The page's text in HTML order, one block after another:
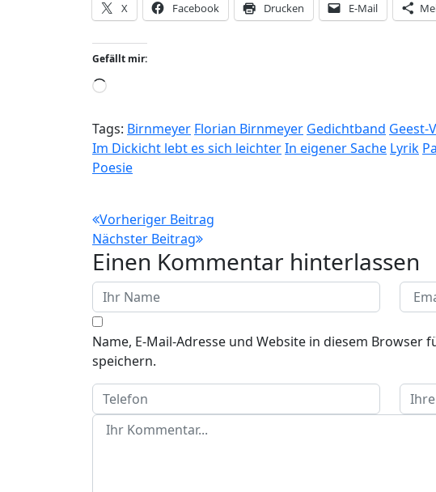
X Facebook Drucken E-Mail
Gefällt mir:
Wird
Tags: Birnmeyer Florian Birnmeyer Gedichtband Geest-
Im Dickicht lebt es sich leichterIn eigener Sache Lyrik
Poesie
Beitragsnavigation
Vorheriger Beitrag
Nächster Beitrag
Einen Kommentar hinterlassen
Name, E-Mail-Adresse und Website in diesem Browser
speichern.